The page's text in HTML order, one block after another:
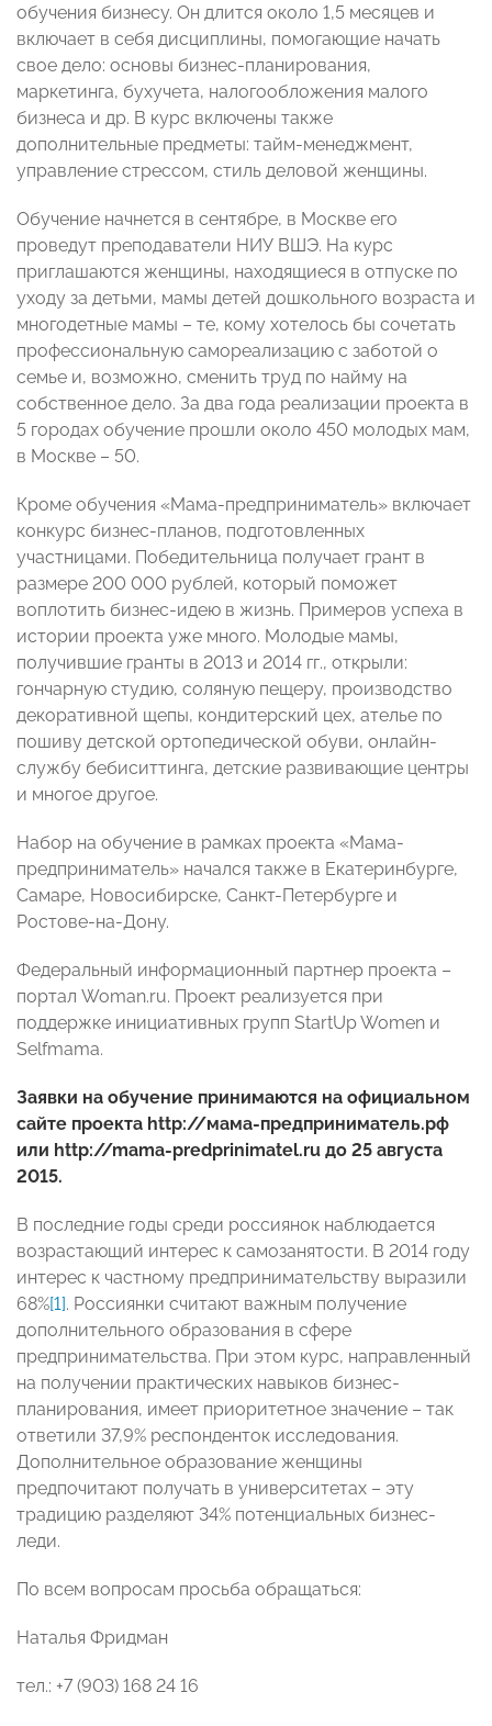
обучения бизнесу. Он длится около 1,5 месяцев и
включает в себя дисциплины, помогающие начать
свое дело: основы бизнес-планирования,
маркетинга, бухучета, налогообложения малого
бизнеса и др. В курс включены также
дополнительные предметы: тайм-менеджмент,
управление стрессом, стиль деловой женщины.
Обучение начнется в сентябре, в Москве его
проведут преподаватели НИУ ВШЭ. На курс
приглашаются женщины, находящиеся в отпуске по
уходу за детьми, мамы детей дошкольного возраста и
многодетные мамы – те, кому хотелось бы сочетать
профессиональную самореализацию с заботой о
семье и, возможно, сменить труд по найму на
собственное дело. За два года реализации проекта в
5 городах обучение прошли около 450 молодых мам,
в Москве – 50.
Кроме обучения «Мама-предприниматель» включает
конкурс бизнес-планов, подготовленных
участницами. Победительница получает грант в
размере 200 000 рублей, который поможет
воплотить бизнес-идею в жизнь. Примеров успеха в
истории проекта уже много. Молодые мамы,
получившие гранты в 2013 и 2014 гг., открыли:
гончарную студию, соляную пещеру, производство
декоративной щепы, кондитерский цех, ателье по
пошиву детской ортопедической обуви, онлайн-
службу бебиситтинга, детские развивающие центры
и многое другое.
Набор на обучение в рамках проекта «Мама-
предприниматель» начался также в Екатеринбурге,
Самаре, Новосибирске, Санкт-Петербурге и
Ростове-на-Дону.
Федеральный информационный партнер проекта –
портал Woman.ru. Проект реализуется при
поддержке инициативных групп StartUp Women и
Selfmama.
Заявки на обучение принимаются на официальном
сайте проекта http://мама-предприниматель.рф
или http://mama-predprinimatel.ru до 25 августа
2015.
В последние годы среди россиянок наблюдается
возрастающий интерес к самозанятости. В 2014 году
интерес к частному предпринимательству выразили
68%[1]. Россиянки считают важным получение
дополнительного образования в сфере
предпринимательства. При этом курс, направленный
на получении практических навыков бизнес-
планирования, имеет приоритетное значение – так
ответили 37,9% респонденток исследования.
Дополнительное образование женщины
предпочитают получать в университетах – эту
традицию разделяют 34% потенциальных бизнес-
леди.
По всем вопросам просьба обращаться:
Наталья Фридман
тел.: +7 (903) 168 24 16